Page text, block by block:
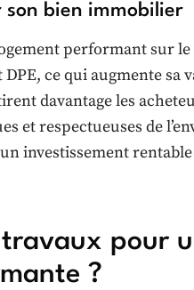
son bien immobilier
performant sur
DPE, ce qui augmente
davantage les
et respectueuses de
investissement
pour
?